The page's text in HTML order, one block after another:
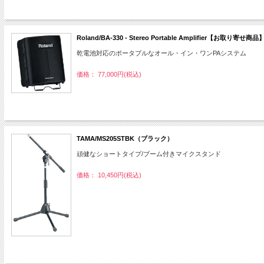
Roland/BA-330 - Stereo Portable Amplifier【お取り寄せ商品
乾電池対応のポータブルなオール・イン・ワンPAシステム
価格： 77,000円(税込)
TAMA/MS205STBK（ブラック）
頑健なショートタイプ/ブーム付きマイクスタンド
価格： 10,450円(税込)